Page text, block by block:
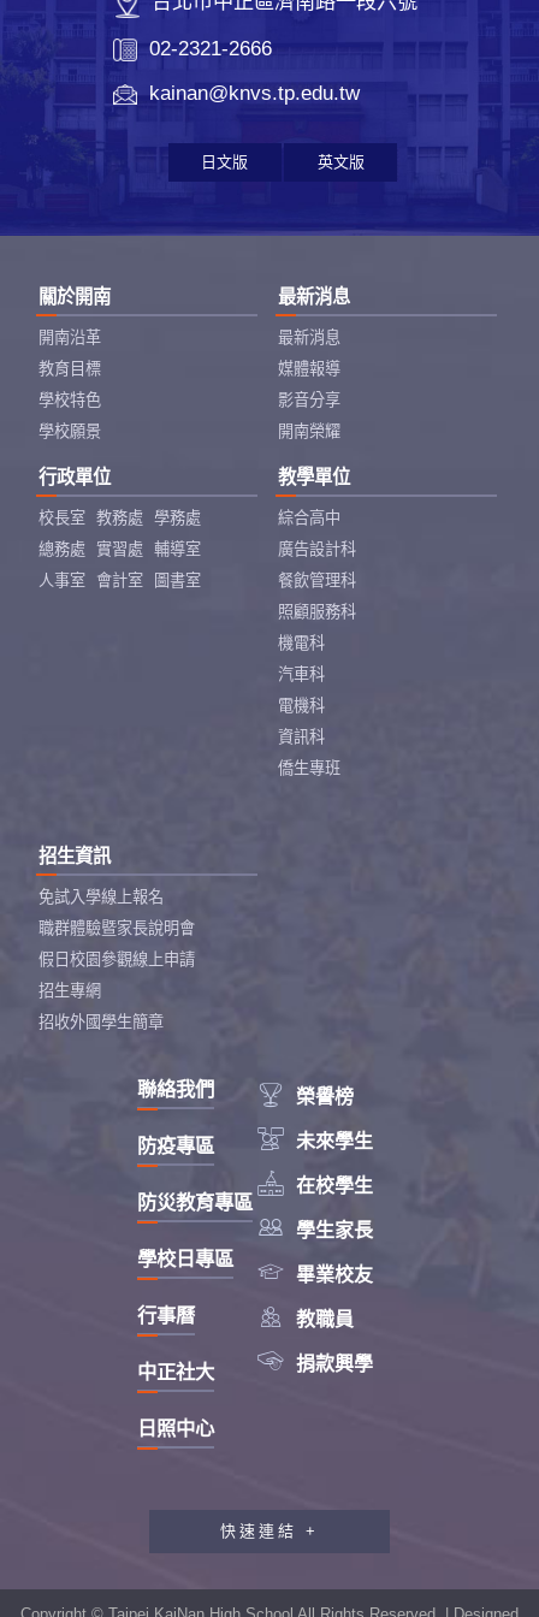
02-2321-2666
kainan@knvs.tp.edu.tw
日文版 英文版
關於開南
開南沿革
教育目標
學校特色
學校願景
最新消息
最新消息
媒體報導
影音分享
開南榮耀
行政單位
校長室 教務處
學務處
總務處
實習處
輔導室
人事室
會計室 圖書室
教學單位
綜合高中
廣告設計科
餐飲管理科
照顧服務科
機電科
汽車科
電機科
資訊科
僑生專班
招生資訊
免試入學線上報名
職群體驗暨家長說明會
假日校園參觀線上申請
招生專網
招收外國學生簡章
 榮譽榜
 未來學生
 在校學生
 學生家長
 畢業校友
 教職員
 捐款興學
聯絡我們
防疫專區
防災教育專區
學校日專區
行事曆
中正社大
日照中心
快速連結 +
教職員工研習專區